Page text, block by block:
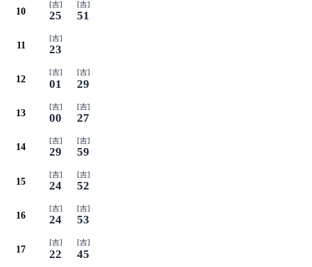
10
[吉]
25
[吉]
51
11
[吉]
23
12
[吉]
01
[吉]
29
13
[吉]
00
[吉]
27
14
[吉]
29
[吉]
59
15
[吉]
24
[吉]
52
16
[吉]
24
[吉]
53
17
[吉]
22
[吉]
45